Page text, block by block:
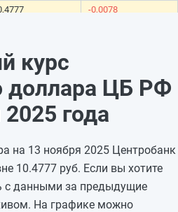
-0,0078
—
+0,0256
курс
доллара ЦБ РФ
года
на 13 ноября 2025 Центробанк
10.4777 руб. Если вы хотите
с данными за предыдущие
На графике можно